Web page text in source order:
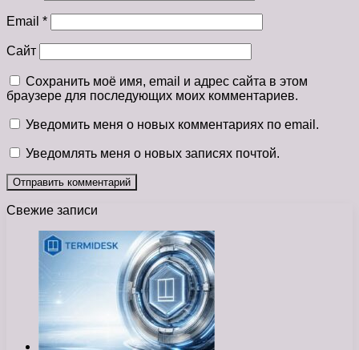
Email *
Сайт
Сохранить моё имя, email и адрес сайта в этом
браузере для последующих моих комментариев.
Уведомить меня о новых комментариях по email.
Уведомлять меня о новых записях почтой.
Свежие записи